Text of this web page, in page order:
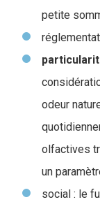
petite
odeur
olfactives
un
social : le